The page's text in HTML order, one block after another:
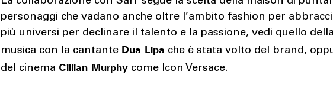
personaggi che vadano anche oltre l’ambito fashion per
più universi per declinare il talento e la passione, vedi quello della
musica con la cantante Dua Lipa che è stata volto del brand,
del cinema Cillian Murphy come Icon Versace.